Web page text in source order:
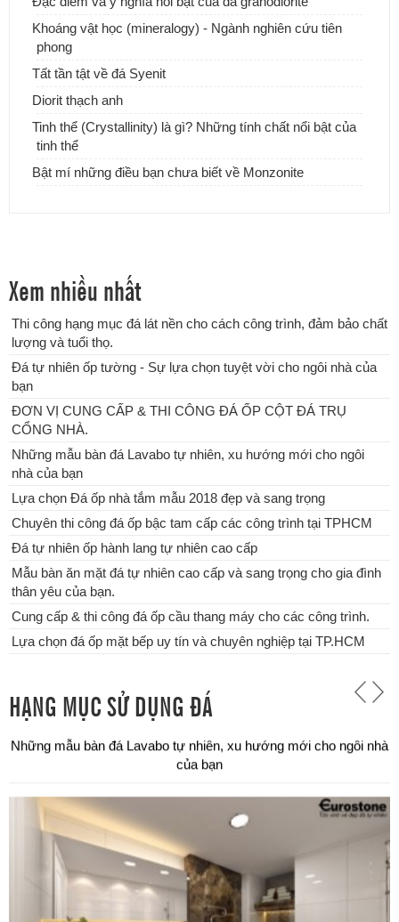
Khoáng vật học (mineralogy) - Ngành nghiên cứu tiên
phong
Tất tần tật về đá Syenit
Diorit thạch anh
Tinh thể (Crystallinity) là gì? Những tính chất nổi bật của
tinh thể
Bật mí những điều bạn chưa biết về Monzonite
Xem nhiều nhất
Thi công hạng mục đá lát nền cho cách công trình, đảm bảo chất
lượng và tuổi thọ.
Đá tự nhiên ốp tường - Sự lựa chọn tuyệt vời cho ngôi nhà của
bạn
ĐƠN VỊ CUNG CẤP & THI CÔNG ĐÁ ỐP CỘT ĐÁ TRỤ
CỔNG NHÀ.
Những mẫu bàn đá Lavabo tự nhiên, xu hướng mới cho ngôi
nhà của bạn
Lựa chọn Đá ốp nhà tắm mẫu 2018 đẹp và sang trọng
Chuyên thi công đá ốp bậc tam cấp các công trình tại TPHCM
Đá tự nhiên ốp hành lang tự nhiên cao cấp
Mẫu bàn ăn mặt đá tự nhiên cao cấp và sang trọng cho gia đình
thân yêu của bạn.
Cung cấp & thi công đá ốp cầu thang máy cho các công trình.
Lựa chọn đá ốp mặt bếp uy tín và chuyên nghiệp tại TP.HCM
HẠNG MỤC SỬ DỤNG ĐÁ
Những mẫu bàn đá Lavabo tự nhiên, xu hướng mới cho ngôi nhà
Lựa chọn Đá ốp nhà tắm mẫu 2018 đẹp và sang trọng
Chuyên thi công đá ốp bậc tam cấp các công trình tại TPHCM